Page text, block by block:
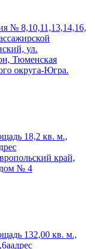
570-ПП, 769-ПП и
для
после
документов.
570-ПП, 769-ПП и
для
документов;
№ 8,10,11,13,14,16,
ул.
Тюменская
округа-Югра.
18,2 кв. м.,
край,
дом № 4
132,00 кв. м.,